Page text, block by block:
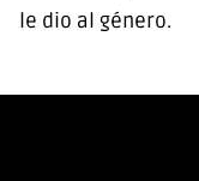
le dio al género.